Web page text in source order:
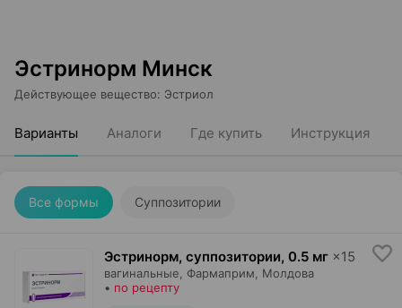
Эстринорм Минск
Действующее вещество: Эстриол
Варианты Аналоги Где купить Инструкция
Все формы Суппозитории
Эстринорм, суппозитории, 0.5 мг ×15
вагинальные, Фармаприм , Молдова
• по рецепту